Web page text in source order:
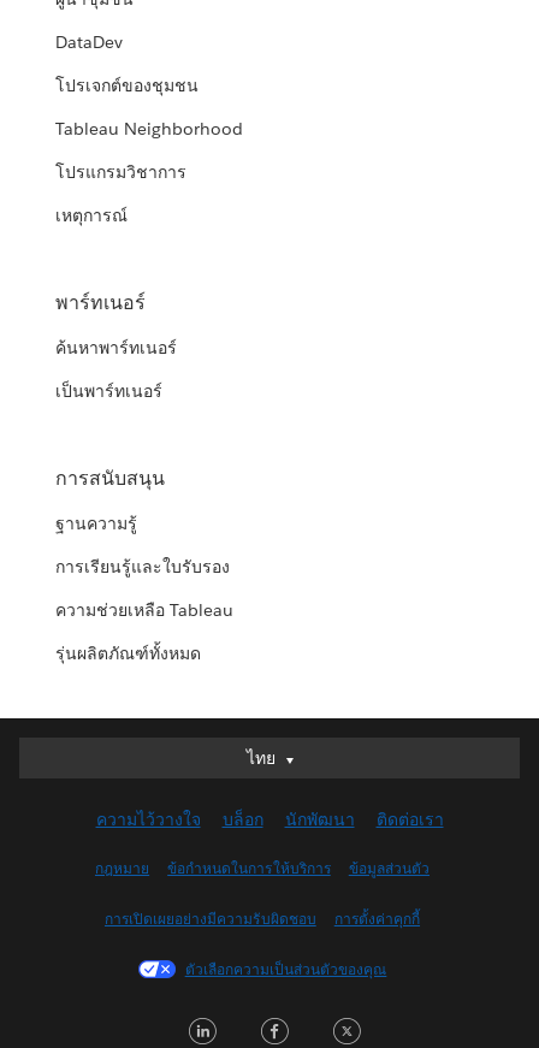
DataDev
โปรเจกต์ของชุมชน
Tableau Neighborhood
โปรแกรมวิชาการ
เหตุการณ์
พาร์ทเนอร์
ค้นหาพาร์ทเนอร์
เป็นพาร์ทเนอร์
การสนับสนุน
ฐานความรู้
การเรียนรู้และใบรับรอง
ความช่วยเหลือ Tableau
รุ่นผลิตภัณฑ์ทั้งหมด
ไทย
ไทย
English (UK)
English (US)
Français (Canada)
Français (France)
日本語
ความไว้วางใจ บล็อก นักพัฒนา ติดต่อเรา
กฎหมาย ข้อกำหนดในการให้บริการ ข้อมูลส่วนตัว
การเปิดเผยอย่างมีความรับผิดชอบ การตั้งค่าคุกกี้
ตัวเลือกความเป็นส่วนตัวของคุณ
LinkedInFacebook